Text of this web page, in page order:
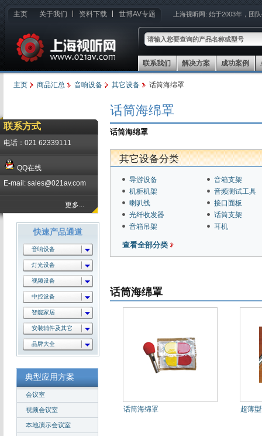
主页 关于我们 资料下载 世博AV专题 上海视听网: 始于2003年，团
联系我们 解决方案 成功案例
主页 商品汇总 音响设备 其它设备 话筒海绵罩
联系方式
电话：021 62339111
QQ在线
E-mail: sales@021av.com
更多...
快速产品通道
音响设备
灯光设备
视频设备
中控设备
智能家居
安装辅件及其它
品牌大全
典型应用方案
会议室
视频会议室
本地演示会议室
话筒海绵罩
话筒海绵罩
其它设备分类
导游设备
机柜机架
喇叭线
光纤收发器
音箱吊架
音箱支架
音频测试工具
接口面板
话筒支架
耳机
查看全部分类
话筒海绵罩
话筒海绵罩 超薄